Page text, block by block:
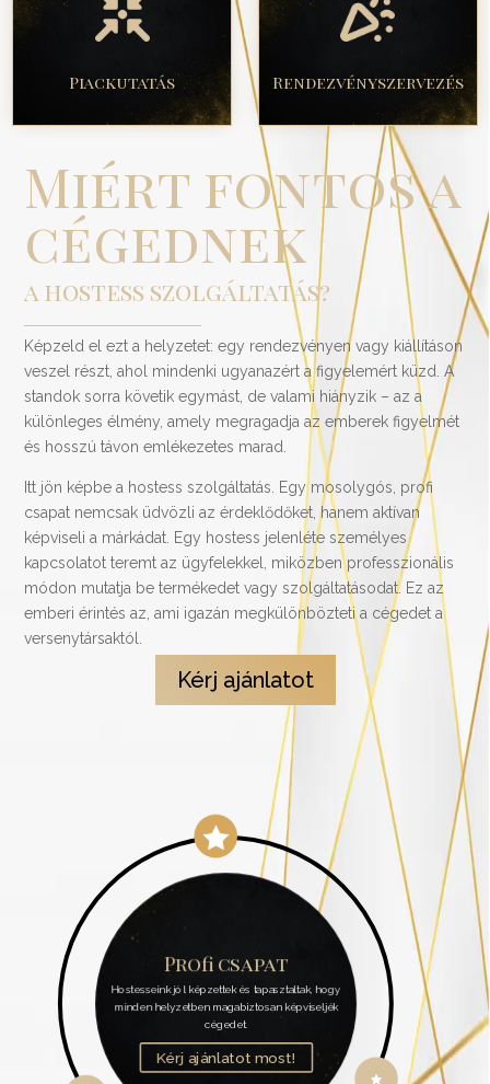
Piackutatás Rendezvényszervezés
Miért fontos a
cégednek
a hostess szolgáltatás?
Képzeld el ezt a helyzetet: egy rendezvényen vagy kiállításon
veszel részt, ahol mindenki ugyanazért a figyelemért küzd. A
standok sorra követik egymást, de valami hiányzik – az a
különleges élmény, amely megragadja az emberek figyelmét
és hosszú távon emlékezetes marad.
Itt jön képbe a hostess szolgáltatás. Egy mosolygós, profi
csapat nemcsak üdvözli az érdeklődőket, hanem aktívan
képviseli a márkádat. Egy hostess jelenléte személyes
kapcsolatot teremt az ügyfelekkel, miközben professzionális
módon mutatja be termékedet vagy szolgáltatásodat. Ez az
emberi érintés az, ami igazán megkülönbözteti a cégedet a
versenytársaktól.
Kérj ajánlatot


Profi csapat
Hostesseink jól képzettek és tapasztaltak, hogy
minden helyzetben magabiztosan képviseljék
cégedet.
Kérj ajánlatot most!